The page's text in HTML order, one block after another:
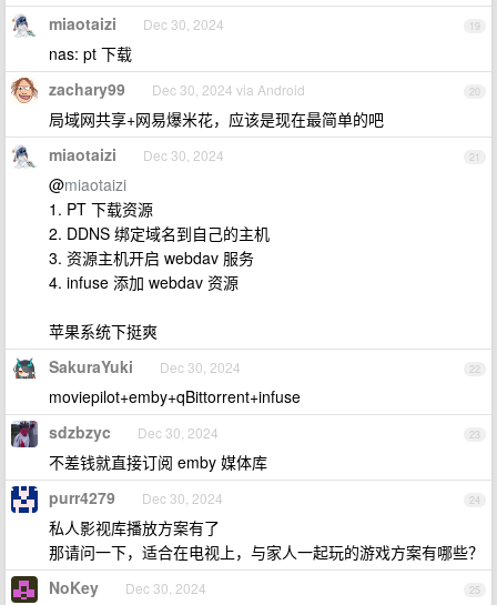
19
miaotaizi Dec 30, 2024
nas: pt 下载
20
zachary99 Dec 30, 2024 via Android
局域网共享+网易爆米花，应该是现在最简单的吧
21
miaotaizi Dec 30, 2024
@miaotaizi
1. PT 下载资源
2. DDNS 绑定域名到自己的主机
3. 资源主机开启 webdav 服务
4. infuse 添加 webdav 资源
苹果系统下挺爽
22
SakuraYuki Dec 30, 2024
moviepilot+emby+qBittorrent+infuse
23
sdzbzyc Dec 30, 2024
不差钱就直接订阅 emby 媒体库
24
purr4279 Dec 30, 2024
私人影视库播放方案有了
那请问一下，适合在电视上，与家人一起玩的游戏方案有哪些？
25
NoKey Dec 30, 2024